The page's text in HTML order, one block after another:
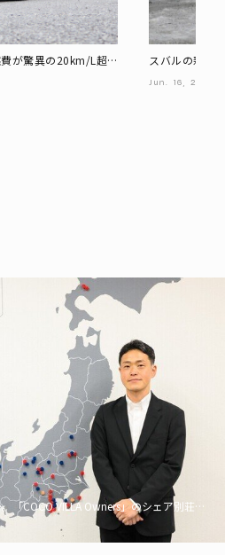
が驚異の20km/L超
スバルの新型
ブリッドとタ
Jun. 16, 2025
「COCO VILLA Owners」のシェア別荘とい